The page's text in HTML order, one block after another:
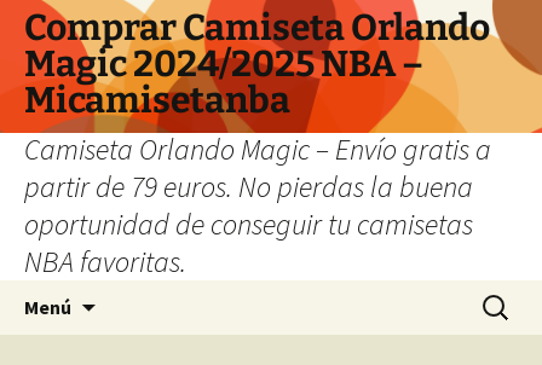
Comprar Camiseta Orlando
Magic 2024/2025 NBA –
Micamisetanba
Camiseta Orlando Magic – Envío gratis a
partir de 79 euros. No pierdas la buena
oportunidad de conseguir tu camisetas
NBA favoritas.
Menú Buscar: